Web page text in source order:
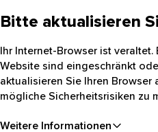
Bitte aktualisieren
Ihr Internet-Browser ist
Website sind eingeschränkt
aktualisieren Sie Ihren Browser
mögliche Sicherheitsrisiken zu
Weitere Informationen